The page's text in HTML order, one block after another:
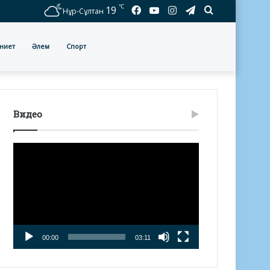
Іздеу
Telegram
Instagram
YouTube
Facebook
Нұр-Сұлтан 19 ℃
Әлем Спорт
Видео
00:00 03:11